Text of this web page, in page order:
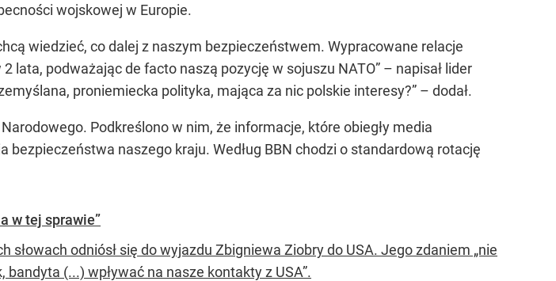
wojskowej w Europie.
wiedzieć, co dalej z naszym bezpieczeństwem. Wypracowane relacje
lata, podważając de facto naszą pozycję w sojuszu NATO” – napisał lider
proniemiecka polityka, mająca za nic polskie interesy?” – dodał.
Podkreślono w nim, że informacje, które obiegły media
naszego kraju. Według BBN chodzi o standardową rotację
w tej sprawie”
słowach odniósł się do wyjazdu Zbigniewa Ziobry do USA. Jego zdaniem „nie
bandyta (...) wpływać na nasze kontakty z USA”.